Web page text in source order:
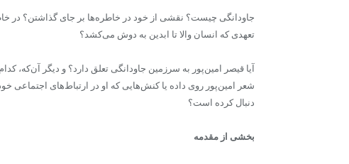
جاودانگی چیست؟ نقشی از خود در خاطره‌ها بر جای گذاشتن؟ در
تعهدی که انسان والا تا ابدین به دوش می‌کشد؟
آیا قیصر امین‌پور به سرزمین جاودانگی تعلق دارد؟ و دیگر آن‌که،
شعر امین‌پور روی داده یا کنش‌هایی که او در ارتباط‌های اجتماعی
دنبال کرده است؟
بخشی از مقدمه